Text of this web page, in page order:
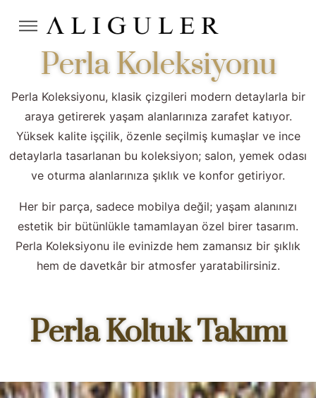
Perla Koleksiyonu
Perla Koleksiyonu, klasik çizgileri modern detaylarla bir
araya getirerek yaşam alanlarınıza zarafet katıyor.
Yüksek kalite işçilik, özenle seçilmiş kumaşlar ve ince
detaylarla tasarlanan bu koleksiyon; salon, yemek odası
ve oturma alanlarınıza şıklık ve konfor getiriyor.
Her bir parça, sadece mobilya değil; yaşam alanınızı
estetik bir bütünlükle tamamlayan özel birer tasarım.
Perla Koleksiyonu ile evinizde hem zamansız bir şıklık
hem de davetkâr bir atmosfer yaratabilirsiniz.
Perla Koltuk Takımı